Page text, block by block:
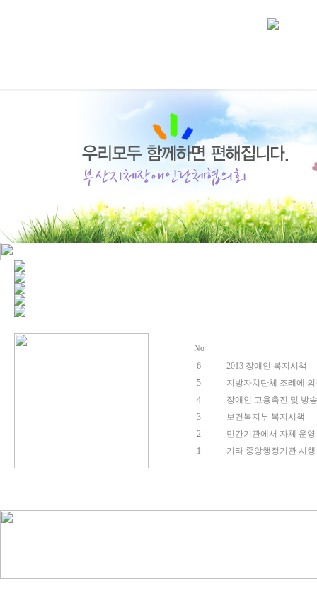
No
6
2013 장애인 복지시책
5
지방자치단체 조례에
4
장애인 고용촉진 및 방
3
보건복지부 복지시책
2
민간기관에서 자체 운
1
기타 중앙행정기관 시